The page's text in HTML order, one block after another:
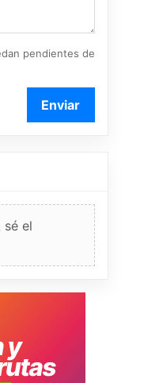
pendientes de
Enviar
sé el